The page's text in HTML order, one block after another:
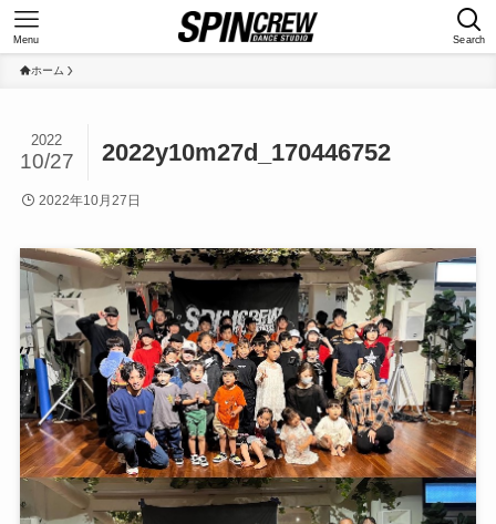
Search
Menu
ホーム
2022y10m27d_170446752
2022
10/27
2022年10月27日